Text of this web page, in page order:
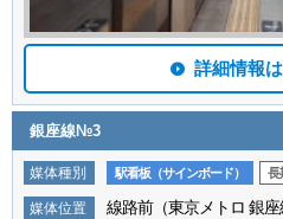
詳細情報
銀座線№3
媒体種別 駅看板（サインボード） 長
媒体位置 線路前（東京メトロ 銀座